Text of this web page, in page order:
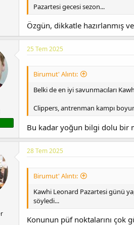
Pazartesi gecesi sezon...
Özgün, dikkatle hazırlanmış
25 Tem 2025
Birumut' Alıntı:
Belki de en iyi savunmacıları
Clippers, antrenman kampı
Bu kadar yoğun bilgi dolu bir
28 Tem 2025
Birumut' Alıntı:
Kawhi Leonard Pazartesi günü
söyledi...
Konunun püf noktalarını çok